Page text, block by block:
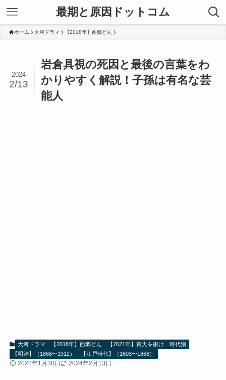
最期と原因ドットコム
ホーム 大河ドラマ 【2018年】西郷どん
岩倉具視の死因と最後の言葉をわ
かりやすく解説！子孫は有名な芸
能人
2024
2/13
大河ドラマ 【2018年】西郷どん 【2021年】青天を衝け
時代別
【明治】（1868〜1912）
【江戸時代】（1603〜1868）
2022年1月30日 2024年2月13日